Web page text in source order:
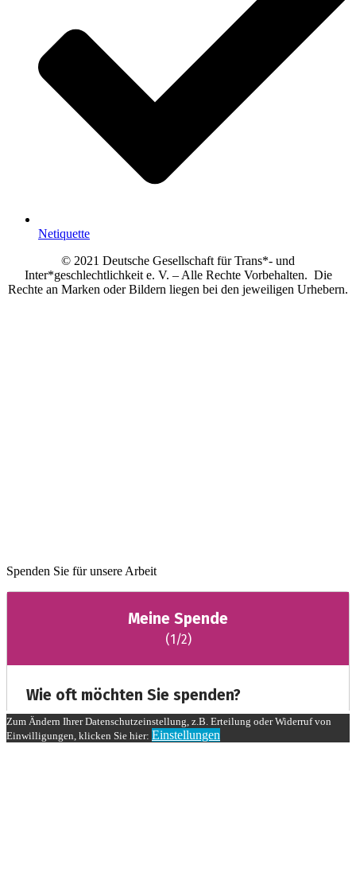
Netiquette
© 2021 Deutsche Gesellschaft für Trans*- und
Inter*geschlechtlichkeit e. V. – Alle Rechte Vorbehalten. Die
Rechte an Marken oder Bildern liegen bei den jeweiligen Urhebern.
Spenden Sie für unsere Arbeit
Zum Ändern Ihrer Datenschutzeinstellung, z.B. Erteilung oder Widerruf von
Einwilligungen, klicken Sie hier: Einstellungen